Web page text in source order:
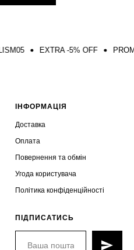
EXTRA -5% OFF
ІНФОРМАЦІЯ
Доставка
Оплата
Повернення та обмін
Угода користувача
Політика конфіденційності
ПІДПИСАТИСЬ